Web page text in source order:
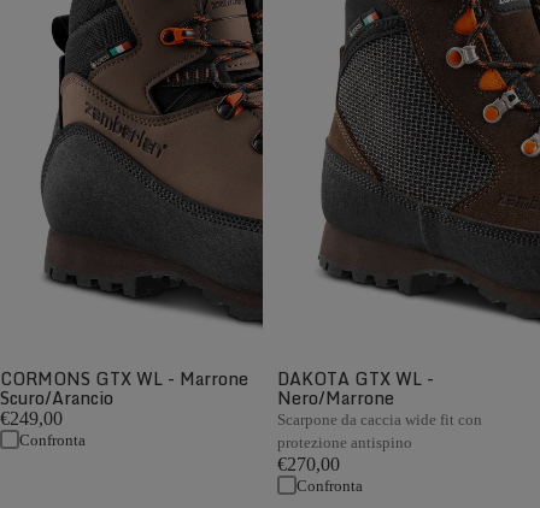
CORMONS GTX WL - Marrone
Scuro/Arancio
€249,00
Confronta
DAKOTA GTX WL -
Nero/Marrone
Scarpone da caccia wide fit con
protezione antispino
€270,00
Confronta